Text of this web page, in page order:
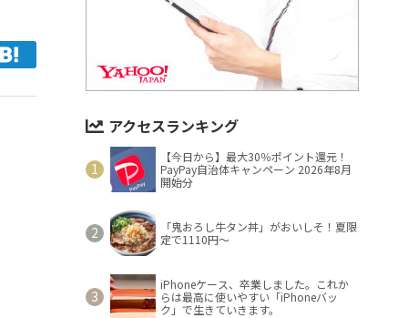
アクセスランキング
【今日から】最大30％ポイント還元！
PayPay自治体キャンペーン 2026年8月
開始分
「鬼おろし牛タン丼」がおいしそ！夏限
定で1110円～
iPhoneケース、卒業しました。これか
らは最高に使いやすい「iPhoneバッ
ク」で生きていきます。